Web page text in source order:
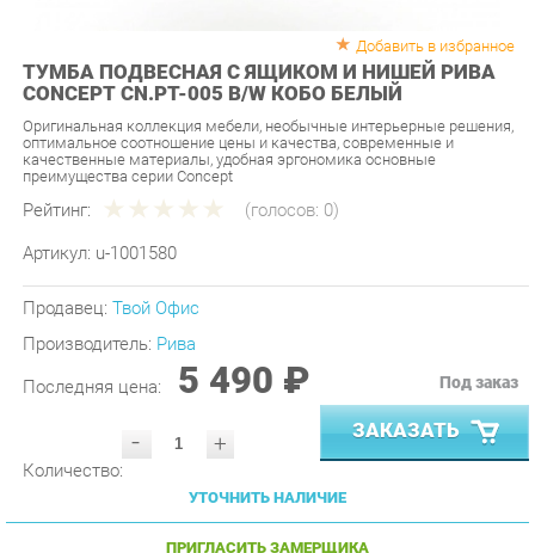
ТУМБА ПОДВЕСНАЯ С ЯЩИКОМ И НИШЕЙ РИВА
CONCEPT CN.PT-005 B/W КОБО БЕЛЫЙ
Оригинальная коллекция мебели, необычные интерьерные решения,
качественные материалы, удобная эргономика основные
преимущества серии Concept
Рейтинг: (голосов:
Артикул: u-1001580
Продавец:
Производитель:Рива
Последняя цена: 5 490 ₽
- ЗАКАЗАТЬ
УТОЧНИТЬ НАЛИЧИЕ
ПРИГЛАСИТЬ ЗАМЕРЩИКА
ГАРАНТИЯ ЛУЧШЕЙ ЦЕНЫ